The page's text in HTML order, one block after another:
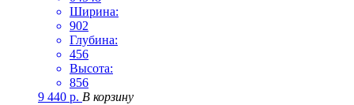
Ширина:
902
Глубина:
456
Высота:
856
9 440 р. В корзину